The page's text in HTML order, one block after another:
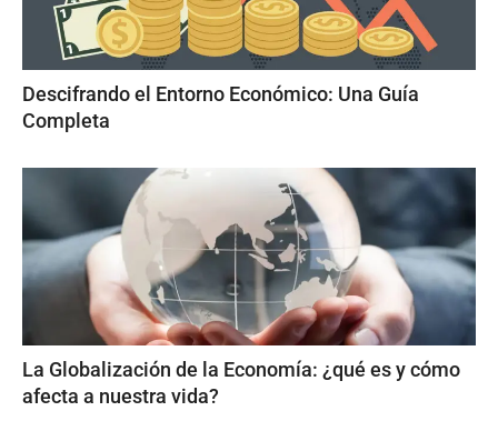
Descifrando el Entorno Económico: Una Guía
Completa
La Globalización de la Economía: ¿qué es y cómo
afecta a nuestra vida?